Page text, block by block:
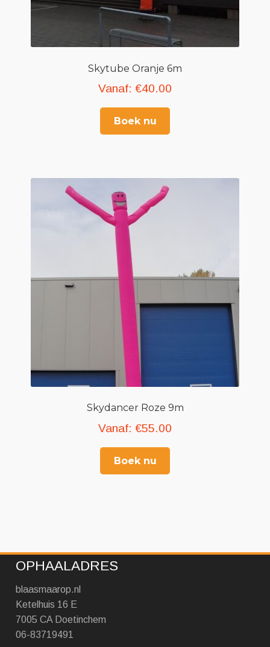
Skytube Oranje 6m
Vanaf: €40.00
Boek nu
Skydancer Roze 9m
Vanaf: €55.00
Boek nu
OPHAALADRES
blaasmaarop.nl
Ketelhuis 16 E
7005 CA Doetinchem
06-83719491